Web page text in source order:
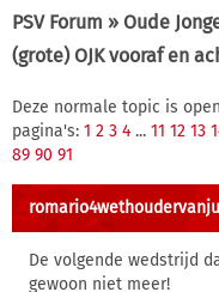
PSV Forum » Oude
(grote) OJK vooraf en
Deze normale topic is
pagina's: 1 2 3 4 ... 11 12 13
89 90 91
De volgende wedstrijd
gewoon niet meer!